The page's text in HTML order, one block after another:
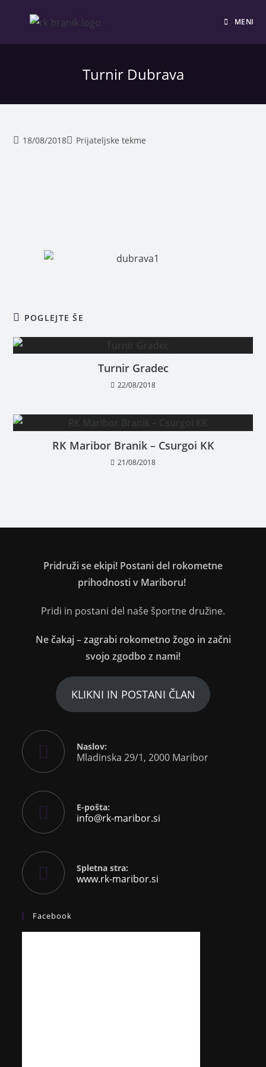
MENI
Turnir Dubrava
18/08/2018 Prijateljske tekme
POGLEJTE ŠE
Turnir Gradec
22/08/2018
RK Maribor Branik – Csurgoi KK
21/08/2018
Pridruži se ekipi! Postani del rokometne
prihodnosti v Mariboru!
Pridi in postani del naše športne družine.
Ne čakaj – zagrabi rokometno žogo in začni
svojo zgodbo z nami!
KLIKNI IN POSTANI ČLAN
Naslov:
Mladinska 29/1, 2000 Maribor
E-pošta:
info@rk-maribor.si
Spletna stra:
www.rk-maribor.si
Facebook